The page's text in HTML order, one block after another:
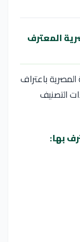
المعترف
باعتراف
التصنيف
بها: